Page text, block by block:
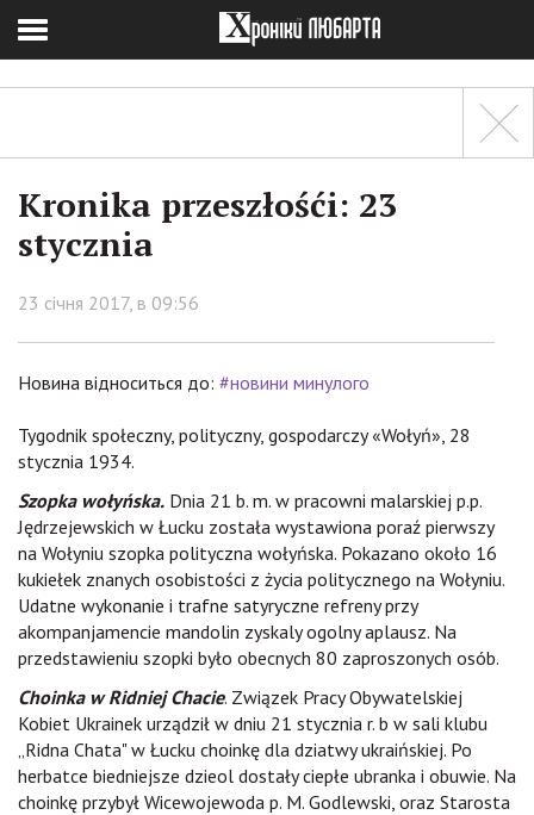
Kronika przeszłośći: 23
stycznia
23 січня 2017, в 09:56
Новина відноситься до: #новини минулого
Tygodnik społeczny, polityczny, gospodarczy «Wołyń», 28
stycznia 1934.
Szopka wołyńska. Dnia 21 b. m. w pracowni malarskiej p.p.
Jędrzejewskich w Łucku została wystawiona poraź pierwszy
na Wołyniu szopka polityczna wołyńska. Pokazano około 16
kukiełek znanych osobistości z życia politycznego na Wołyniu.
Udatne wykonanie i trafne satyryczne refreny przy
akompanjamencie mandolin zyskaly ogolny aplausz. Na
przedstawieniu szopki było obecnych 80 zaproszonych osób.
Choinka w Ridniej Chacie. Związek Pracy Obywatelskiej
Kobiet Ukrainek urządził w dniu 21 stycznia r. b w sali klubu
„Ridna Chata" w Łucku choinkę dla dziatwy ukraińskiej. Po
herbatce biedniejsze dzieol dostały ciepłe ubranka i obuwie. Na
choinkę przybył Wicewojewoda p. M. Godlewski, oraz Starosta